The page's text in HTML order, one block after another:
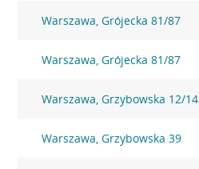
Warszawa, Grójecka 81/87
Warszawa, Grójecka 81/87
Warszawa, Grzybowska 12/14
Warszawa, Grzybowska 39